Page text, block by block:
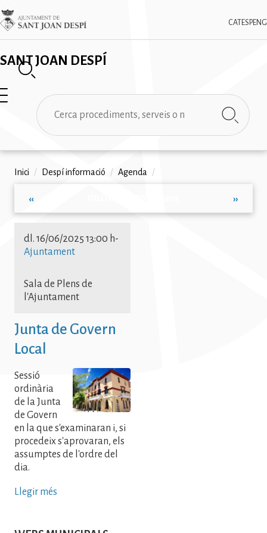
Vés
al
contingut
SANT JOAN DESPÍ
CAT ESPENG
Imatge
✕
Cerca
Fil
d'ariadna
Inici / Despí informació / Agenda /
Paginació
‹‹ ››
dl. 16/06/2025 13:00 h-
Ajuntament
Sala de Plens de
l'Ajuntament
Junta de Govern
Local
Sessió
ordinària
de la Junta
de Govern
en la que s'examinaran i, si
procedeix s'aprovaran, els
assumptes de l'ordre del
dia.
Llegir més